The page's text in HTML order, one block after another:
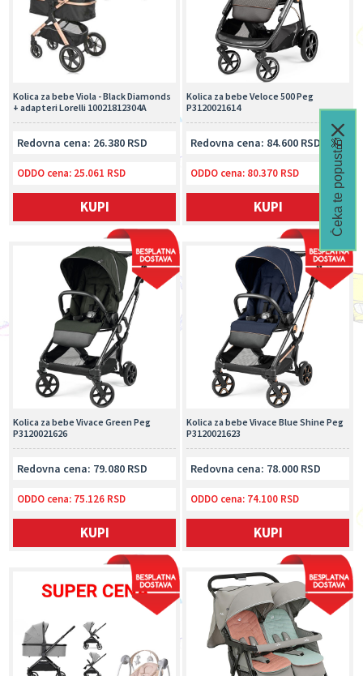
Kolica za bebe Veloce 500 Peg
P3120021614
Redovna cena: 84.600 RSD
ODDO cena: 80.370 RSD
KUPI
Kolica za bebe Viola - Black Diamonds
+ adapteri Lorelli 10021812304A
Redovna cena: 26.380 RSD
ODDO cena: 25.061 RSD
KUPI
Kolica za bebe Vivace Blue Shine Peg
P3120021623
Redovna cena: 78.000 RSD
ODDO cena: 74.100 RSD
KUPI
Kolica za bebe Vivace Green Peg
P3120021626
Redovna cena: 79.080 RSD
ODDO cena: 75.126 RSD
KUPI
Čeka te popust🎁